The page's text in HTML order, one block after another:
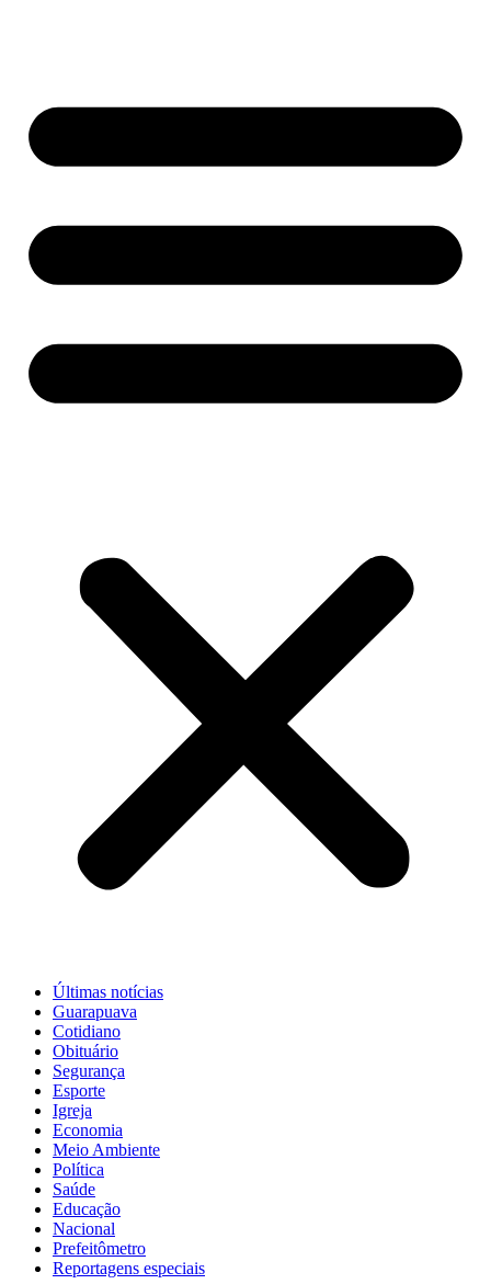
Últimas notícias
Guarapuava
Cotidiano
Obituário
Segurança
Esporte
Igreja
Economia
Meio Ambiente
Política
Saúde
Educação
Nacional
Prefeitômetro
Reportagens especiais